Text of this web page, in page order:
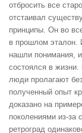
отбросить все
отстаивал
принципы. Он во
в прошлом эталон.
нашли понимания,
состоялся в
люди пролагают
полученный опыт
доказано на
поколениями из-за
ретроград